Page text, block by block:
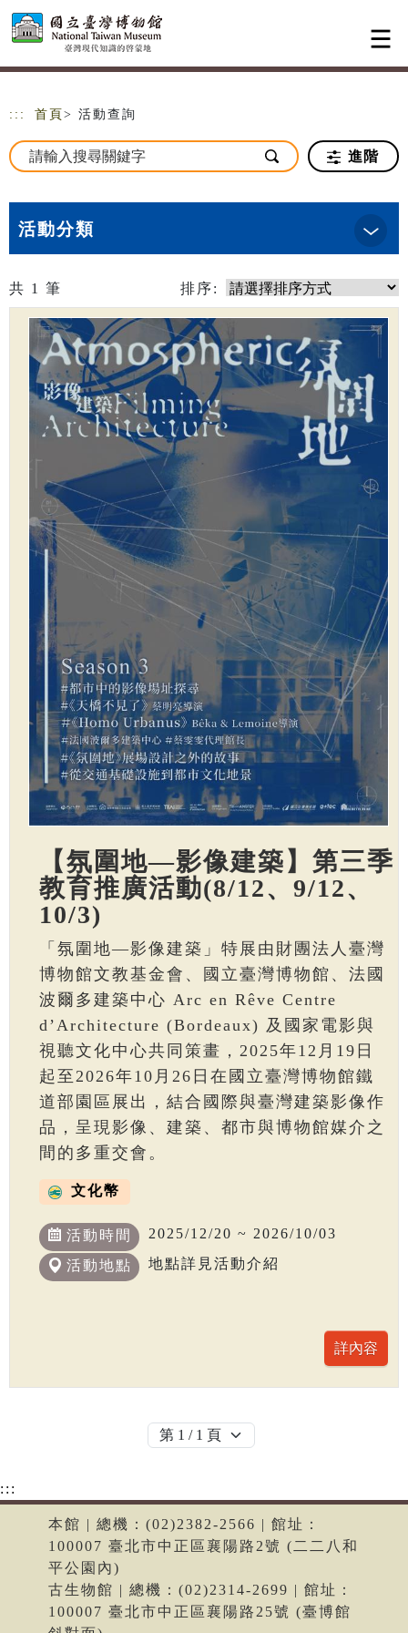
跳到主要內容
網站導覽
::: 首頁 > 活動查詢
進階
活動分類
共 1 筆 排序:
【氛圍地—影像建築】第三季
教育推廣活動(8/12、9/12、
10/3)
「氛圍地—影像建築」特展由財團法人臺灣
博物館文教基金會、國立臺灣博物館、法國
波爾多建築中心 Arc en Rêve Centre
d’Architecture (Bordeaux) 及國家電影與
視聽文化中心共同策畫，2025年12月19日
起至2026年10月26日在國立臺灣博物館鐵
道部園區展出，結合國際與臺灣建築影像作
品，呈現影像、建築、都市與博物館媒介之
間的多重交會。
文化幣
活動時間 2025/12/20 ~ 2026/10/03
活動地點 地點詳見活動介紹
:::
本館 | 總機：(02)2382-2566 | 館址：
100007 臺北市中正區襄陽路2號 (二二八和
平公園內)
古生物館 | 總機：(02)2314-2699 | 館址：
100007 臺北市中正區襄陽路25號 (臺博館